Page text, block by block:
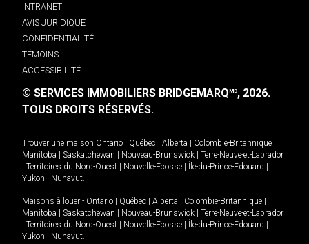
INTRANET
AVIS JURIDIQUE
CONFIDENTIALITÉ
TÉMOINS
ACCESSIBILITÉ
© SERVICES IMMOBILIERS BRIDGEMARQMD, 2026.
TOUS DROITS RÉSERVÉS.
Trouver une maison Ontario Québec Alberta Colombie-Britannique
Manitoba
Saskatchewan Nouveau-Brunswick
Terre-Neuve-et-Labrador
Territoires du Nord-Ouest Nouvelle-Écosse Île-du-Prince-Édouard
Yukon
Nunavut.
Maisons à louer - Ontario Québec Alberta Colombie-Britannique
Manitoba
Saskatchewan Nouveau-Brunswick
Terre-Neuve-et-Labrador
Territoires du Nord-Ouest Nouvelle-Écosse Île-du-Prince-Édouard
Yukon
Nunavut.